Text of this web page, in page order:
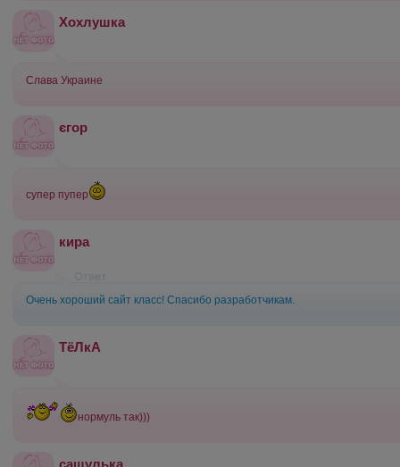
Хохлушка
Слава Украине
єгор
супер пупер
кира
Очень хороший сайт класс! Спасибо разработчикам.
ТёЛкА
нормуль так)))
сашулька